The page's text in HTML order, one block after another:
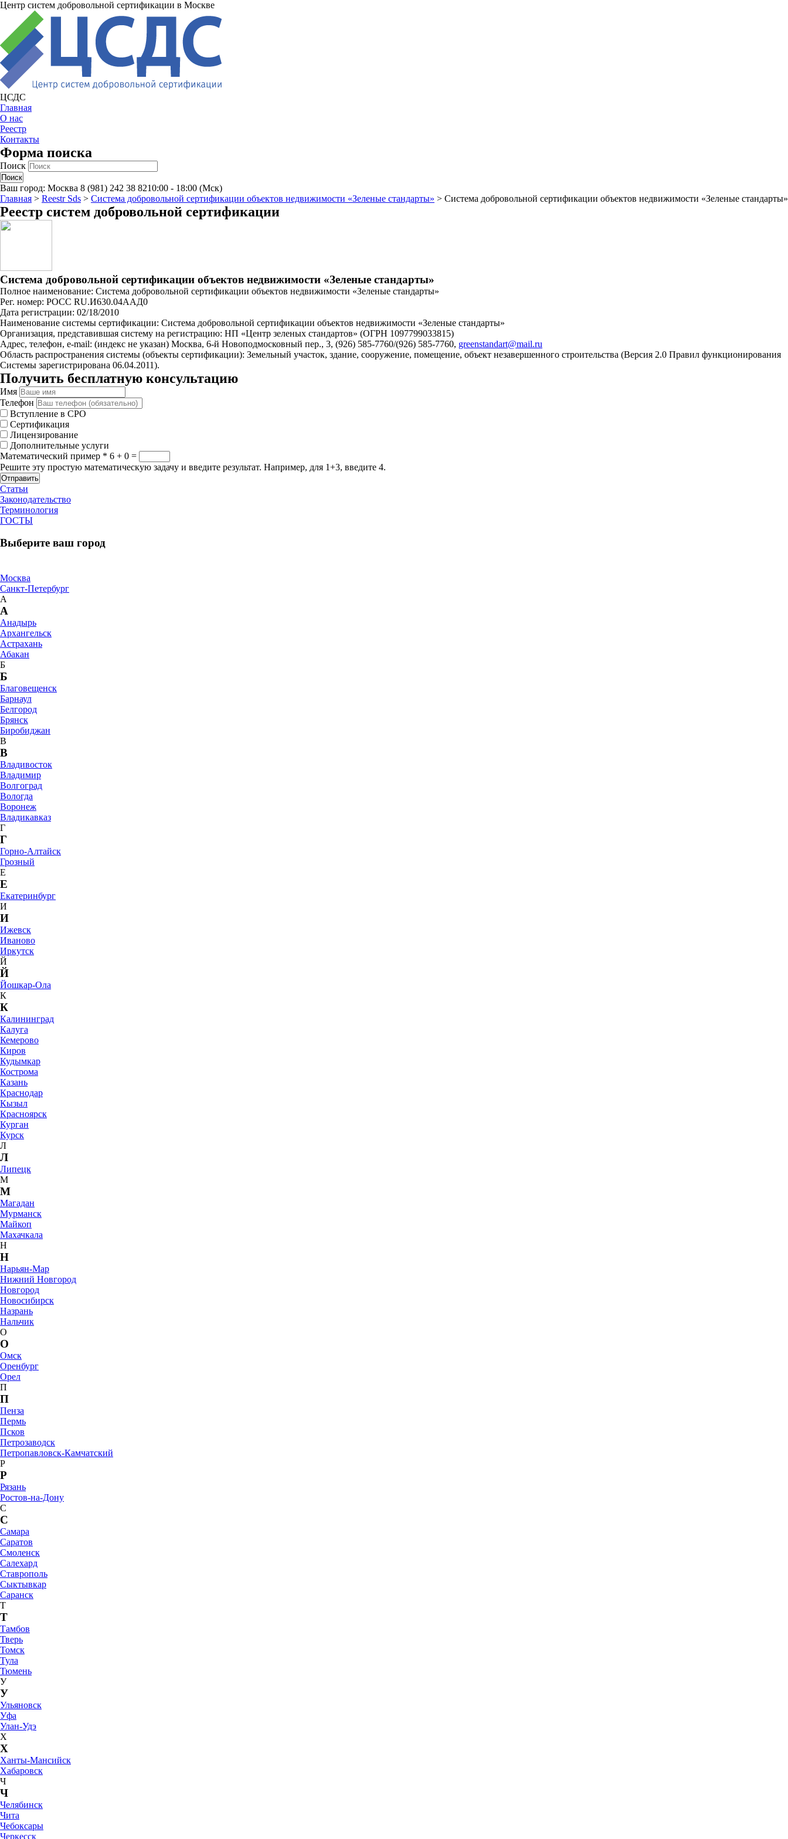
Центр систем добровольной сертификации в Москве
ЦСДС
Главная
О нас
Реестр
Контакты
Форма поиска
Поиск
Ваш город: Москва 8 (981) 242 38 8210:00 - 18:00 (Мск)
Главная > Reestr Sds > Система добровольной сертификации объектов недвижимости «Зеленые стандарты» > Система добровольной сертификации объектов недвижимости «Зеленые стандарты»
Реестр систем добровольной сертификации
Система добровольной сертификации объектов недвижимости «Зеленые стандарты»
Полное наименование: Система добровольной сертификации объектов недвижимости «Зеленые стандарты»
Рег. номер: РОСС RU.И630.04ААД0
Дата регистрации: 02/18/2010
Наименование системы сертификации: Система добровольной сертификации объектов недвижимости «Зеленые стандарты»
Организация, представившая систему на регистрацию: НП «Центр зеленых стандартов» (ОГРН 1097799033815)
Адрес, телефон, e-mail: (индекс не указан) Москва, 6-й Новоподмосковный пер., 3, (926) 585-7760/(926) 585-7760, greenstandart@mail.ru
Область распространения системы (объекты сертификации): Земельный участок, здание, сооружение, помещение, объект незавершенного строительства (Версия 2.0 Правил функционирования
Системы зарегистрирована 06.04.2011).
Получить бесплатную консультацию
Имя
Телефон
Вступление в СРО
Сертификация
Лицензирование
Дополнительные услуги
Математический пример * 6 + 0 =
Решите эту простую математическую задачу и введите результат. Например, для 1+3, введите 4.
Отправить
Статьи
Законодательство
Терминология
ГОСТЫ
Выберите ваш город
Москва
Санкт-Петербург
А
А
Анадырь
Архангельск
Астрахань
Абакан
Б
Б
Благовещенск
Барнаул
Белгород
Брянск
Биробиджан
В
В
Владивосток
Владимир
Волгоград
Вологда
Воронеж
Владикавказ
Г
Г
Горно-Алтайск
Грозный
Е
Е
Екатеринбург
И
И
Ижевск
Иваново
Иркутск
Й
Й
Йошкар-Ола
К
К
Калининград
Калуга
Кемерово
Киров
Кудымкар
Кострома
Казань
Краснодар
Кызыл
Красноярск
Курган
Курск
Л
Л
Липецк
М
М
Магадан
Мурманск
Майкоп
Махачкала
Н
Н
Нарьян-Мар
Нижний Новгород
Новгород
Новосибирск
Назрань
Нальчик
О
О
Омск
Оренбург
Орел
П
П
Пенза
Пермь
Псков
Петрозаводск
Петропавловск-Камчатский
Р
Р
Рязань
Ростов-на-Дону
С
С
Самара
Саратов
Смоленск
Салехард
Ставрополь
Сыктывкар
Саранск
Т
Т
Тамбов
Тверь
Томск
Тула
Тюмень
У
У
Ульяновск
Уфа
Улан-Удэ
Х
Х
Ханты-Мансийск
Хабаровск
Ч
Ч
Челябинск
Чита
Чебоксары
Черкесск